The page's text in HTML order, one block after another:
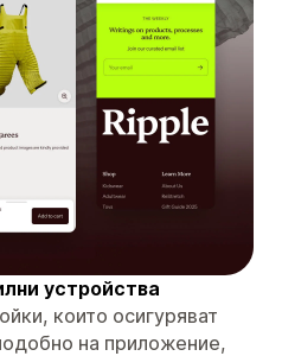
устройства
които осигуряват
на приложение,